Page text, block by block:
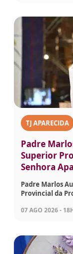
TJ APARECIDA
Padre
Superior
Senhora
Padre Marlos
Provincial da
07 AGO 2026 -